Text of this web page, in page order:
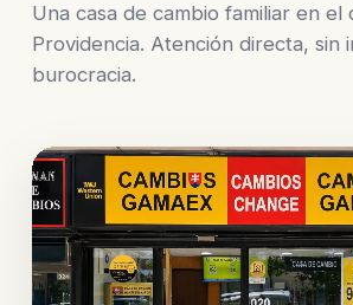
Una casa de cambio familiar en el
Providencia. Atención directa, sin
burocracia.